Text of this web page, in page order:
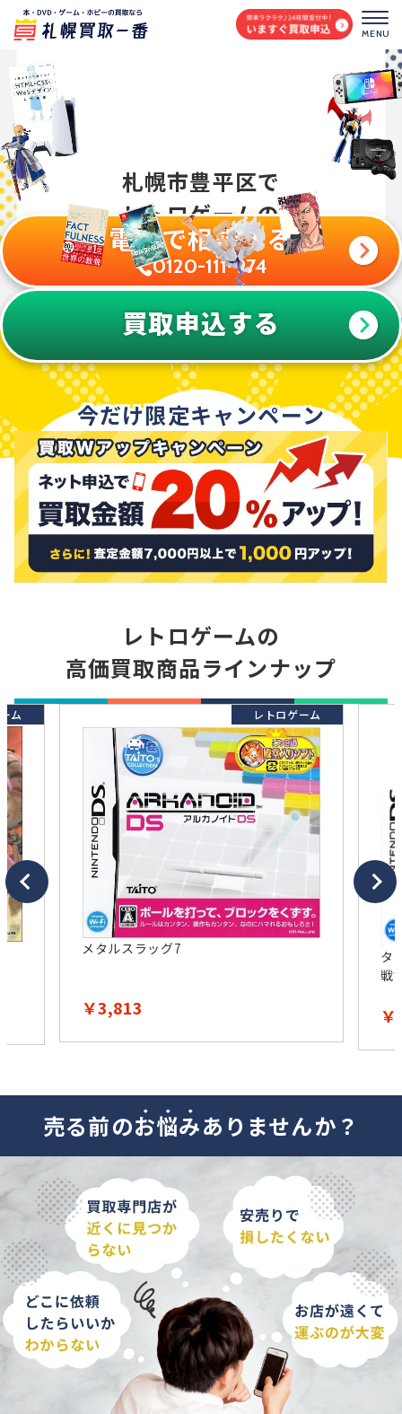
MENU
札幌市豊平区で
レトロゲームの
高額査定なら札幌買取一番
電話で相談する
0120-111-974
買取申込する
今だけ限定キャンペーン
レトロゲームの
高価買取商品ラインナップ
ム
メタルスラッグ7
￥3,813
レトロゲーム
タ
戦
売る前のお悩みありませんか？